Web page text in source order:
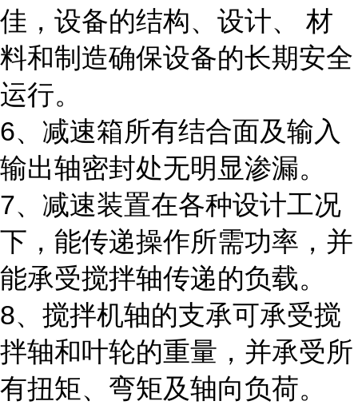
佳，设备的结构、设计、 材
料和制造确保设备的长期安全
运行。
6、减速箱所有结合面及输入
输出轴密封处无明显渗漏。
7、减速装置在各种设计工况
下，能传递操作所需功率，并
能承受搅拌轴传递的负载。
8、搅拌机轴的支承可承受搅
拌轴和叶轮的重量，并承受所
有扭矩、弯矩及轴向负荷。